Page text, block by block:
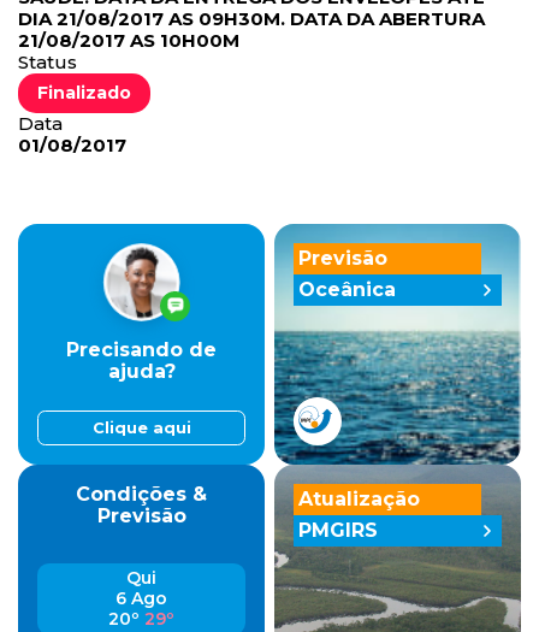
DIA 21/08/2017 AS 09H30M. DATA DA ABERTURA
21/08/2017 AS 10H00M
Status
Finalizado
Data
01/08/2017
Previsão
Oceânica
Precisando de
ajuda?
Clique aqui
Condições &
Previsão
Qui
6 Ago
20º 29º
Atualização
PMGIRS